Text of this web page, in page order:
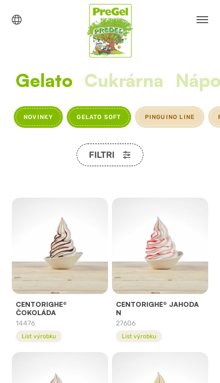
Gelato Cukrárna
NOVINKY GELATO SOFT PINGUINO LINE
FILTRI
CENTORIGHE®
ČOKOLÁDA
14476
List výrobku
CENTORIGHE® JAHODA
N
27606
List výrobku